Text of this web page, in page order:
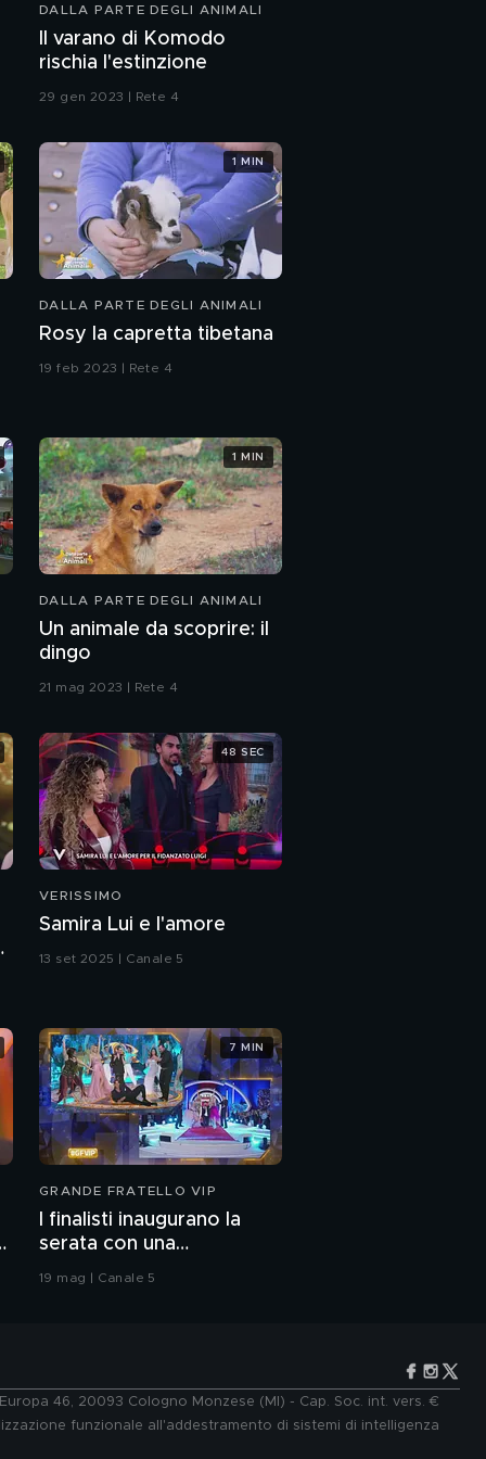
Viaggio in Emilia
DALLA PARTE DEGLI ANIMALI
Il varano di Komodo
rischia l'estinzione
29 gen 2023 | Rete 4
DALLA PARTE DEGLI ANIMALI
Rosy la capretta tibetana
19 feb 2023 | Rete 4
1 MIN
DALLA PARTE DEGLI ANIMALI
Un animale da scoprire: il
dingo
21 mag 2023 | Rete 4
1 MIN
VERISSIMO
Samira Lui e l'amore
13 set 2025 | Canale 5
48 SEC
GRANDE FRATELLO VIP
I finalisti inaugurano la
serata con una
coreografia
19 mag | Canale 5
7 MIN
46, 20093 Cologno Monzese (MI) - Cap. Soc. int. vers. €
funzionale all'addestramento di sistemi di intelligenza